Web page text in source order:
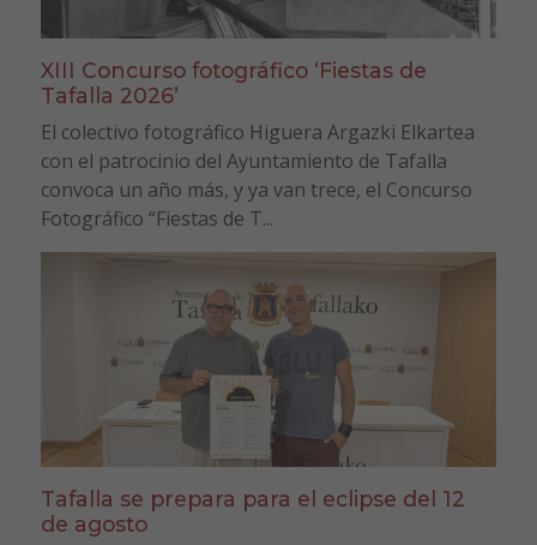
XIII Concurso fotográfico ‘Fiestas de
Tafalla 2026’
El colectivo fotográfico Higuera Argazki Elkartea
con el patrocinio del Ayuntamiento de Tafalla
convoca un año más, y ya van trece, el Concurso
Fotográfico “Fiestas de T...
Tafalla se prepara para el eclipse del 12
de agosto